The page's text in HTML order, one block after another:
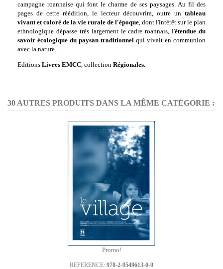
campagne roannaise qui font le charme de ses paysages. Au fil des
pages de cette réédition, le lecteur découvrira, outre un tableau
vivant et coloré de la vie rurale de l'époque, dont l'intérêt sur le plan
ethnologique dépasse très largement le cadre roannais, l'étendue du
savoir écologique du paysan traditionnel qui vivait en communion
avec la nature.
Editions Livres EMCC, collection Régionales.
30 AUTRES PRODUITS DANS LA MÊME CATÉGORIE :
Promo!
REFERENCE: 978-2-9549613-0-9